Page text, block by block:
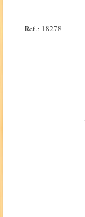
Ref.: 18278